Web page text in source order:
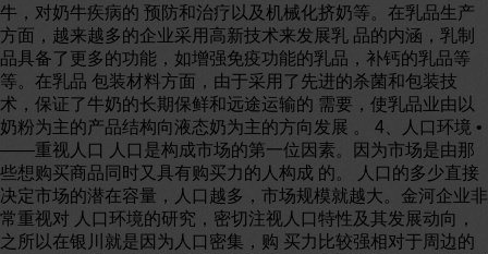
牛，对奶牛疾病的 预防和治疗以及机械化挤奶等。在乳品生产
方面，越来越多的企业采用高新技术来发展乳 品的内涵，乳制
品具备了更多的功能，如增强免疫功能的乳品，补钙的乳品等
等。在乳品 包装材料方面，由于采用了先进的杀菌和包装技
术，保证了牛奶的长期保鲜和远途运输的 需要，使乳品业由以
奶粉为主的产品结构向液态奶为主的方向发展 。 4、人口环境 •
——重视人口 人口是构成市场的第一位因素。因为市场是由那
些想购买商品同时又具有购买力的人构成 的。 人口的多少直接
决定市场的潜在容量，人口越多，市场规模就越大。金河企业非
常重视对 人口环境的研究，密切注视人口特性及其发展动向，
之所以在银川就是因为人口密集，购 买力比较强相对于周边的